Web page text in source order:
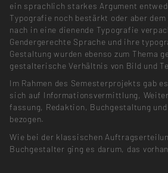
ein sprachlich starkes Argument
Typografie noch bestärkt oder aber dem
nach in eine dienende Typografie
Gendergerechte Sprache und ihre
Gestaltung wurden ebenso zum Thema
gestalte­rische Verhältnis von Bild und
Im Rahmen des Semesterprojekts gab
sich auf Informations­vermittlung,
fassung, Redaktion, Buchgestaltung
bezogen.
Wie bei der klassischen
Buchgestalter ging es darum, das